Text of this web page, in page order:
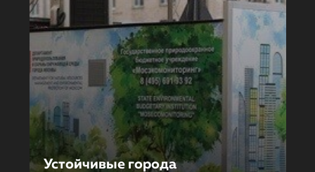
Устойчивые города